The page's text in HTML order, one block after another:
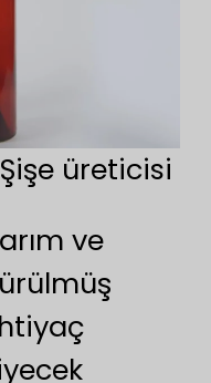
üreticisi
ve